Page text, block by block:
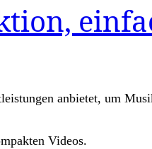
anbietet, um
Videos.